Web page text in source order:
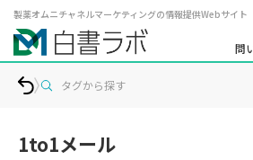
製薬オムニチャネルマーケティングの情報提供Webサイト
問
タグから探す
1to1メール